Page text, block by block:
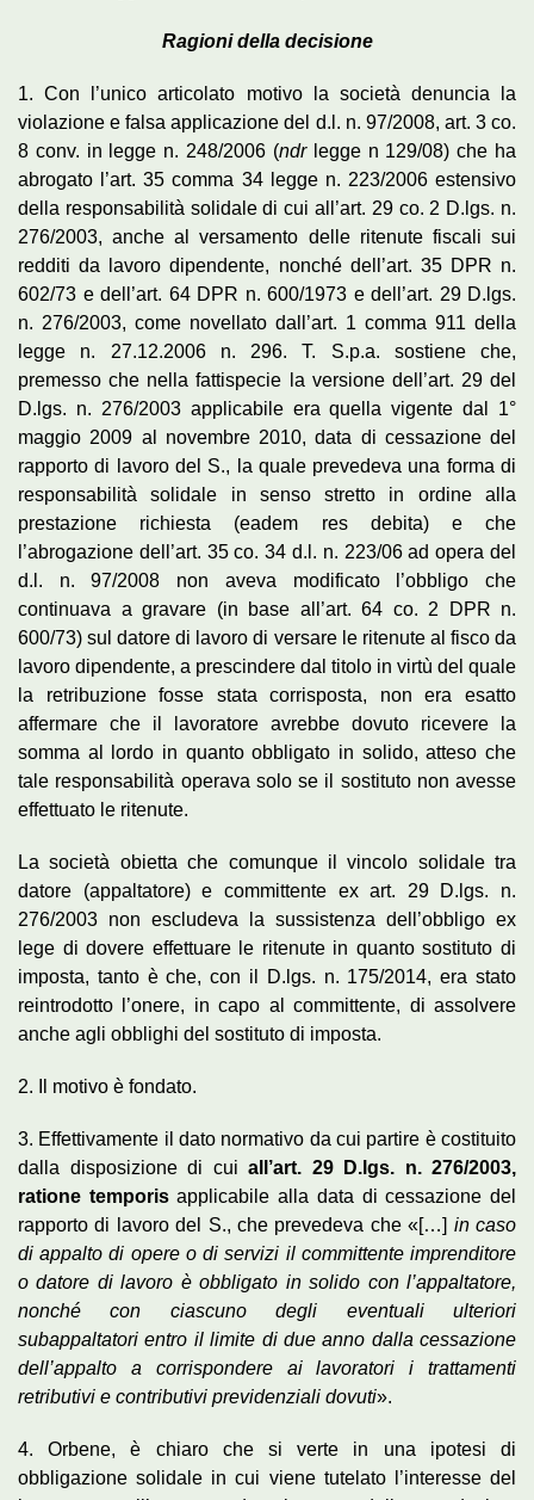
Ragioni della decisione
1. Con l’unico articolato motivo la società denuncia la
violazione e falsa applicazione del d.l. n. 97/2008, art. 3 co.
8 conv. in legge n. 248/2006 (ndrlegge n 129/08) che ha
abrogato l’art. 35 comma 34 legge n. 223/2006 estensivo
della responsabilità solidale di cui all’art. 29 co. 2 D.lgs. n.
276/2003, anche al versamento delle ritenute fiscali sui
redditi da lavoro dipendente, nonché dell’art. 35 DPR n.
602/73 e dell’art. 64 DPR n. 600/1973 e dell’art. 29 D.lgs.
n. 276/2003, come novellato dall’art. 1 comma 911 della
legge n. 27.12.2006 n. 296. T. S.p.a. sostiene che,
premesso che nella fattispecie la versione dell’art. 29 del
D.lgs. n. 276/2003 applicabile era quella vigente dal 1°
maggio 2009 al novembre 2010, data di cessazione del
rapporto di lavoro del S., la quale prevedeva una forma di
responsabilità solidale in senso stretto in ordine alla
prestazione richiesta (eadem res debita) e che
l’abrogazione dell’art. 35 co. 34 d.l. n. 223/06 ad opera del
d.l. n. 97/2008 non aveva modificato l’obbligo che
continuava a gravare (in base all’art. 64 co. 2 DPR n.
600/73) sul datore di lavoro di versare le ritenute al fisco da
lavoro dipendente, a prescindere dal titolo in virtù del quale
la retribuzione fosse stata corrisposta, non era esatto
affermare che il lavoratore avrebbe dovuto ricevere la
somma al lordo in quanto obbligato in solido, atteso che
tale responsabilità operava solo se il sostituto non avesse
effettuato le ritenute.
La società obietta che comunque il vincolo solidale tra
datore (appaltatore) e committente ex art. 29 D.lgs. n.
276/2003 non escludeva la sussistenza dell’obbligo ex
lege di dovere effettuare le ritenute in quanto sostituto di
imposta, tanto è che, con il D.lgs. n. 175/2014, era stato
reintrodotto l’onere, in capo al committente, di assolvere
anche agli obblighi del sostituto di imposta.
2. Il motivo è fondato.
3. Effettivamente il dato normativo da cui partire è costituito
dalla disposizione di cui all’art. 29 D.lgs. n. 276/2003,
ratione temporisapplicabile alla data di cessazione del
rapporto di lavoro del S., che prevedeva che «[…] in caso
di appalto di opere o di servizi il committente imprenditore
o datore di lavoro è obbligato in solido con l’appaltatore,
nonché con ciascuno degli eventuali ulteriori
subappaltatori entro il limite di due anno dalla cessazione
dell’appalto a corrispondere ai lavoratori i trattamenti
retributivi e contributivi previdenziali dovuti».
4. Orbene, è chiaro che si verte in una ipotesi di
obbligazione solidale in cui viene tutelato l’interesse del